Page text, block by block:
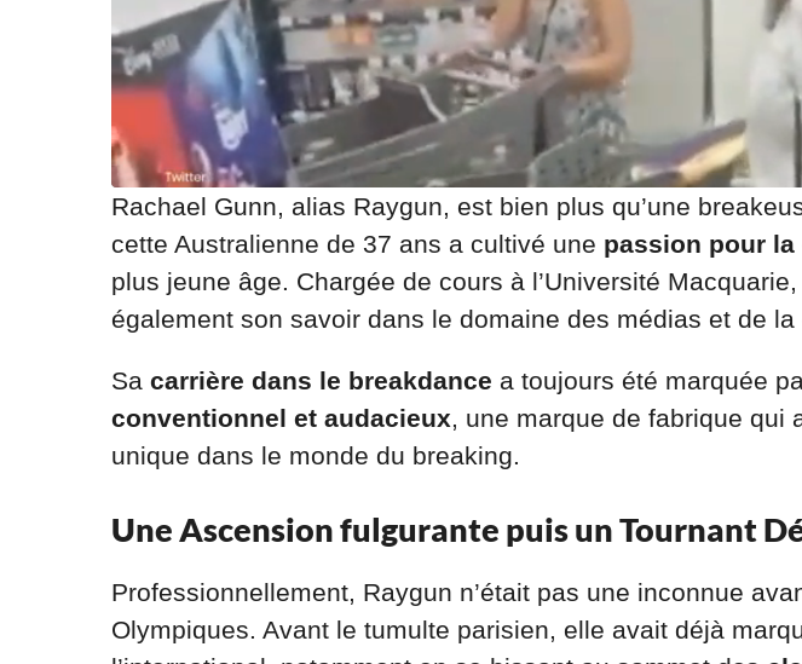
Rachael Gunn, alias Raygun, est bien plus qu’une
cette Australienne de 37 ans a cultivé une passion pour la
plus jeune âge. Chargée de cours à l’Université
également son savoir dans le domaine des médias et de la
Sa carrière dans le breakdance a toujours été marquée
conventionnel et audacieux , une marque de fabrique qui
unique dans le monde du breaking.
Une Ascension fulgurante puis un Tournant
Professionnellement, Raygun n’était pas une inconnue
Olympiques. Avant le tumulte parisien, elle avait déjà